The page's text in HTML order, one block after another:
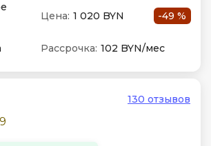
Цена: 1 020 BYN -49 %
Рассрочка: 102 BYN/мес
130 отзывов